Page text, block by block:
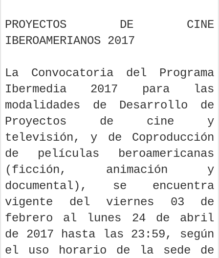
PROYECTOS DE CINE
IBEROAMERIANOS 2017
La Convocatoria del Programa
Ibermedia 2017 para las
modalidades de Desarrollo de
Proyectos de cine y
televisión, y de Coproducción
de películas beroamericanas
(ficción, animación y
documental), se encuentra
vigente del viernes 03 de
febrero al lunes 24 de abril
de 2017 hasta las 23:59, según
el uso horario de la sede de